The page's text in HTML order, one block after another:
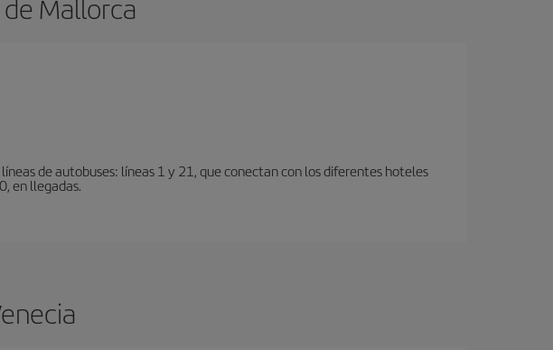
Mallorca
de autobuses: líneas 1 y 21, que conectan con los diferentes hoteles
en llegadas.